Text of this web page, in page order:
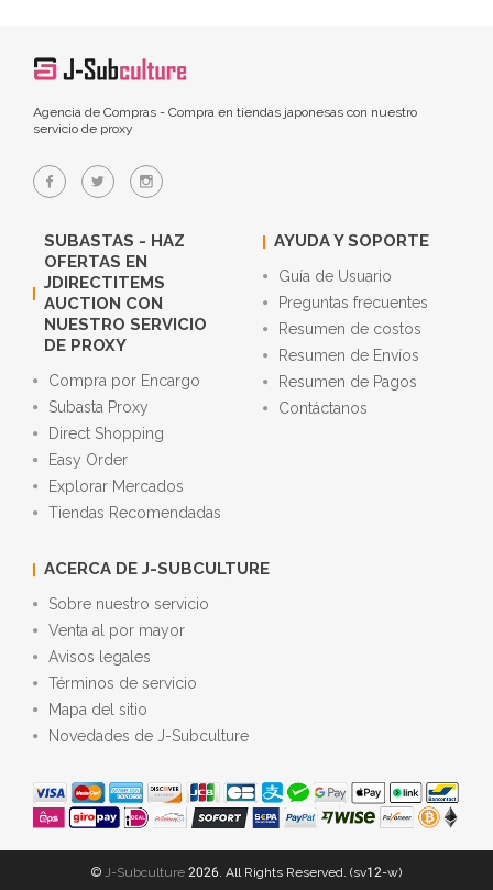
Agencia de Compras - Compra en tiendas japonesas con nuestro
servicio de proxy
SUBASTAS - HAZ
OFERTAS EN
JDIRECTITEMS
AUCTION CON
NUESTRO SERVICIO
DE PROXY
Compra por Encargo
Subasta Proxy
Direct Shopping
Easy Order
Explorar Mercados
Tiendas Recomendadas
AYUDA Y SOPORTE
Guía de Usuario
Preguntas frecuentes
Resumen de costos
Resumen de Envíos
Resumen de Pagos
Contáctanos
ACERCA DE J-SUBCULTURE
Sobre nuestro servicio
Venta al por mayor
Avisos legales
Términos de servicio
Mapa del sitio
Novedades de J-Subculture
© J-Subculture 2026. All Rights Reserved. (sv12-w)